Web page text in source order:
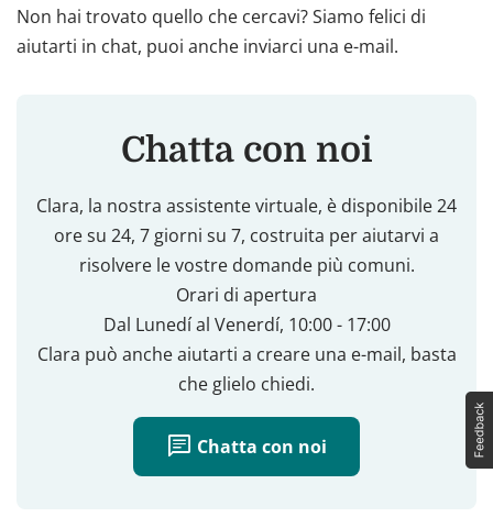
Non hai trovato quello che cercavi? Siamo felici di
aiutarti in chat, puoi anche inviarci una e-mail.
Chatta con noi
Clara, la nostra assistente virtuale, è disponibile 24
ore su 24, 7 giorni su 7, costruita per aiutarvi a
risolvere le vostre domande più comuni.
Orari di apertura
Dal Lunedí al Venerdí, 10:00 - 17:00
Clara può anche aiutarti a creare una e-mail, basta
che glielo chiedi.
chat Chatta con noi